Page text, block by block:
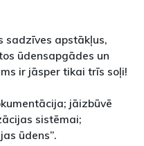
sadzīves apstākļus,
ūdensapgādes un
ir jāsper tikai trīs soļi!
jāizbūvē
sistēmai;
ūdens”.